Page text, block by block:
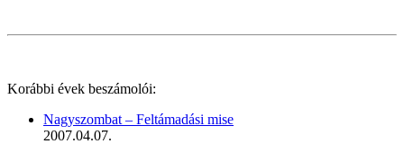
Korábbi évek beszámolói:
Nagyszombat – Feltámadási mise
2007.04.07.